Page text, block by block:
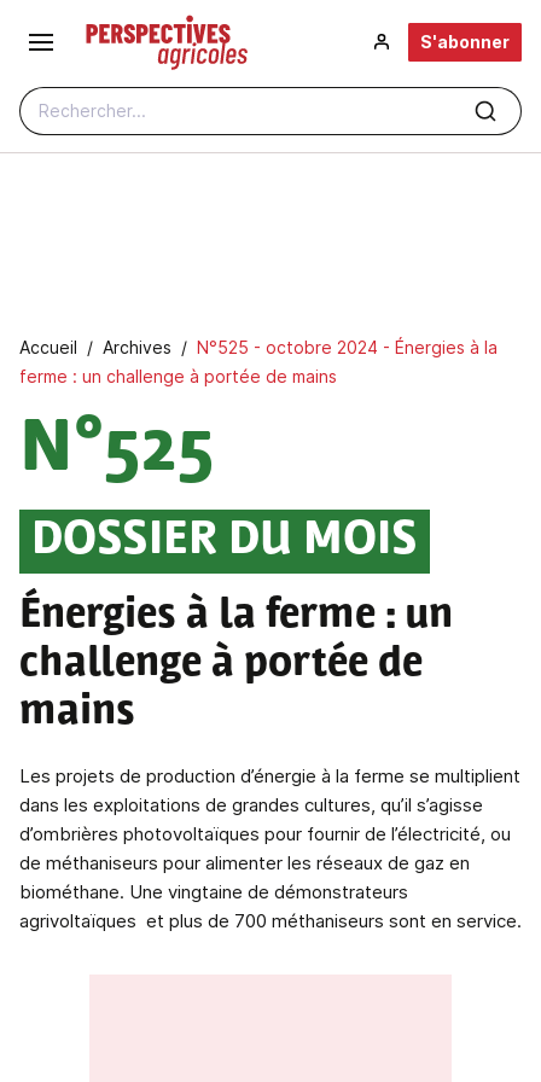
Aller au contenu principal
Rechercher...
S'abonner
Fil d'Ariane
Accueil Archives
N°525 - octobre 2024 - Énergies à la
ferme : un challenge à portée de mains
N°525
DOSSIER DU MOIS
Énergies à la ferme : un
challenge à portée de
mains
Les projets de production d’énergie à la ferme se multiplient
dans les exploitations de grandes cultures, qu’il s’agisse
d’ombrières photovoltaïques pour fournir de l’électricité, ou
de méthaniseurs pour alimenter les réseaux de gaz en
biométhane. Une vingtaine de démonstrateurs
agrivoltaïques et plus de 700 méthaniseurs sont en service.